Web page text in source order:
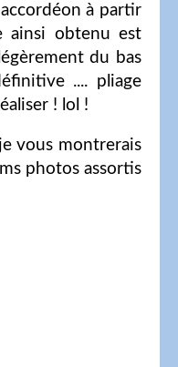
à partir
ainsi obtenu est
du bas
.... pliage
! lol !
vous montrerais
photos assortis